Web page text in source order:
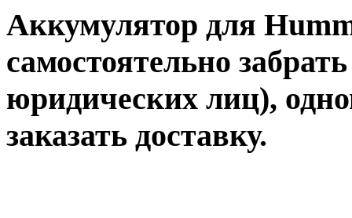
Аккумулятор для
самостоятельно
юридических лиц),
заказать доставку.